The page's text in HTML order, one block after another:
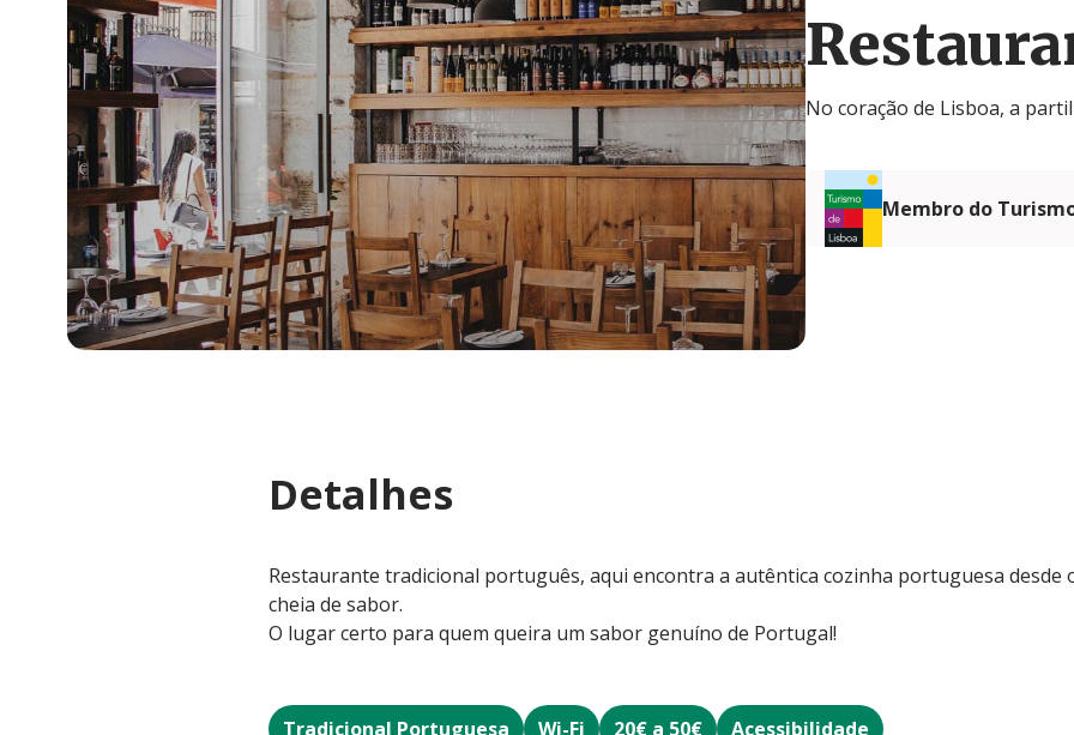
No coração de Lisboa, a
Membro do
Detalhes
Restaurante tradicional português, aqui encontra a autêntica cozinha portuguesa desde
cheia de sabor.
O lugar certo para quem queira um sabor genuíno de Portugal!
Tradicional Portuguesa Wi-Fi 20€ a 50€ Acessibilidade